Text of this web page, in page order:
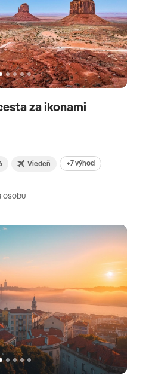
za ikonami
Viedeň +7 výhod
osobu